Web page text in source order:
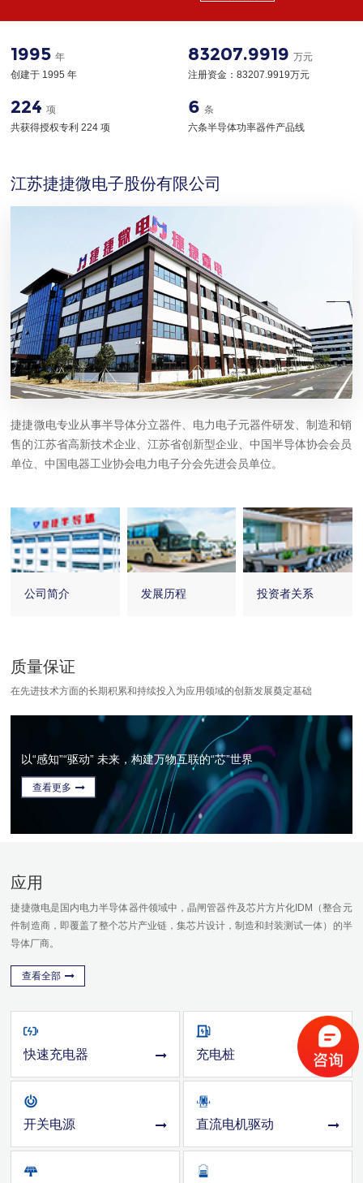
1995 年
创建于 1995 年
83207.9919 万元
注册资金：83207.9919万元
224 项
共获得授权专利 224 项
6 条
六条半导体功率器件产品线
江苏捷捷微电子股份有限公司
捷捷微电专业从事半导体分立器件、电力电子元器件研发、制造和销
售的江苏省高新技术企业、江苏省创新型企业、中国半导体协会会员
单位、中国电器工业协会电力电子分会先进会员单位。
公司简介 发展历程 投资者关系
质量保证
在先进技术方面的长期积累和持续投入为应用领域的创新发展奠定基础
以“感知”“驱动” 未来，构建万物互联的“芯”世界
查看更多
应用
捷捷微电是国内电力半导体器件领域中，晶闸管器件及芯片方片化IDM（整合元
件制造商，即覆盖了整个芯片产业链，集芯片设计，制造和封装测试一体）的半
导体厂商。
查看全部
快速充电器 充电桩
开关电源 直流电机驱动